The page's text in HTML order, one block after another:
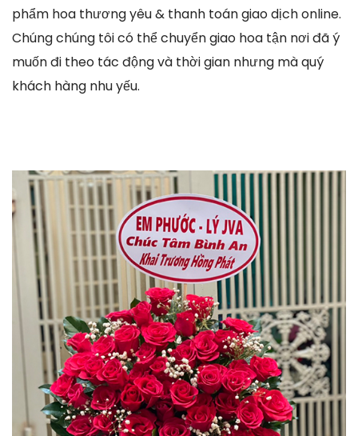
phẩm hoa thương yêu & thanh toán giao dịch online.
Chúng chúng tôi có thể chuyển giao hoa tận nơi đã ý
muốn đi theo tác động và thời gian nhưng mà quý
khách hàng nhu yếu.